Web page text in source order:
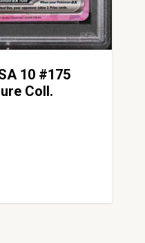
10 #175
Coll.